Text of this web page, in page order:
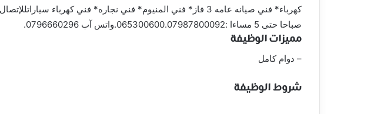
صباحا حتى 5 مساءا :065300600.07987800092.واتس آب 0796660296.
مميزات الوظيفة
– دوام كامل
شروط الوظيفة